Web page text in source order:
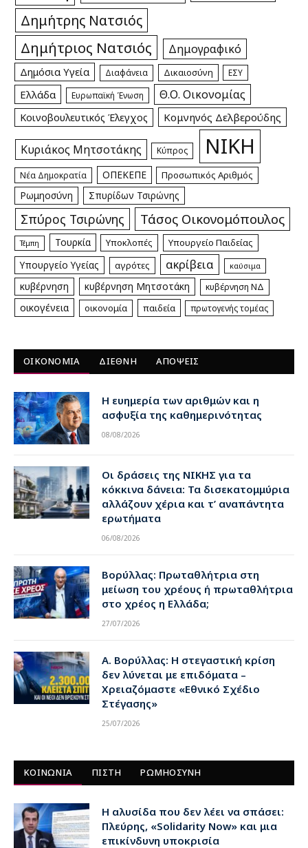
Δημήτρης Νατσιός
Δημήτριος Νατσιός Δημογραφικό
Δημόσια Υγεία Διαφάνεια Δικαιοσύνη ΕΣΥ
Ελλάδα Ευρωπαϊκή Ένωση Θ.Ο. Οικονομίας
Κοινοβουλευτικός Έλεγχος Κομνηνός Δελβερούδης
Κυριάκος Μητσοτάκης Κύπρος ΝΙΚΗ
Νέα Δημοκρατία ΟΠΕΚΕΠΕ Προσωπικός Αριθμός
Ρωμηοσύνη Σπυρίδων Τσιρώνης
Σπύρος Τσιρώνης Τάσος Οικονομόπουλος
Τέμπη Τουρκία Υποκλοπές Υπουργείο Παιδείας
Υπουργείο Υγείας αγρότες ακρίβεια καύσιμα
κυβέρνηση κυβέρνηση Μητσοτάκη κυβέρνηση ΝΔ
οικογένεια οικονομία παιδεία πρωτογενής τομέας
ΟΙΚΟΝΟΜΙΑ ΔΙΕΘΝΗ ΑΠΟΨΕΙΣ
Η ευημερία των αριθμών και η
ασφυξία της καθημερινότητας
08/08/2026
Οι δράσεις της ΝΙΚΗΣ για τα
κόκκινα δάνεια: Τα δισεκατομμύρια
αλλάζουν χέρια και τ’ αναπάντητα
ερωτήματα
06/08/2026
Βορύλλας: Πρωταθλήτρια στη
μείωση του χρέους ή πρωταθλήτρια
στο χρέος η Ελλάδα;
27/07/2026
Α. Βορύλλας: Η στεγαστική κρίση
δεν λύνεται με επιδόματα –
Χρειαζόμαστε «Εθνικό Σχέδιο
Στέγασης»
25/07/2026
ΚΟΙΝΩΝΙΑ ΠΙΣΤΗ ΡΩΜΗΟΣΥΝΗ
Η αλυσίδα που δεν λέει να σπάσει:
Πλεύρης, «Solidarity Now» και μια
επικίνδυνη υποκρισία